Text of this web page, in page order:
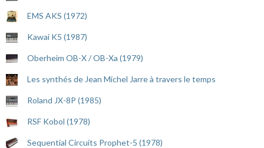
EMS AKS (1972)
Kawai K5 (1987)
Oberheim OB-X / OB-Xa (1979)
Les synthés de Jean Michel Jarre à travers le temps
Roland JX-8P (1985)
RSF Kobol (1978)
Sequential Circuits Prophet-5 (1978)